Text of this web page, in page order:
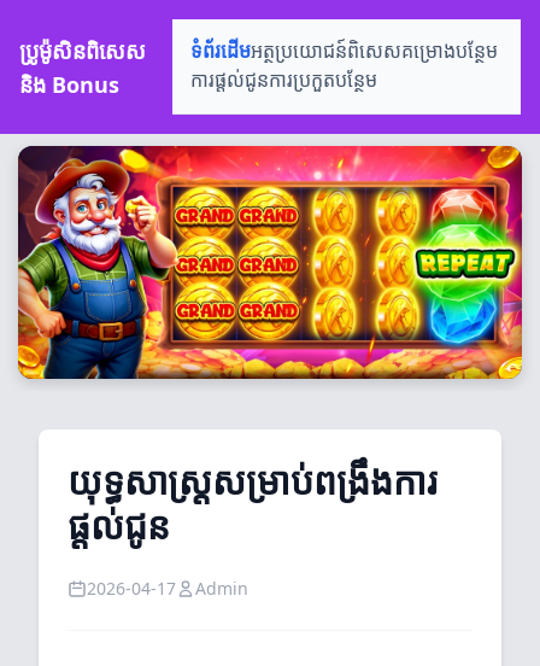
ប្រូម៉ូសិនពិសេស
និង Bonus
ទំព័រដើមអត្ថប្រយោជន៍ពិសេសគម្រោងបន្ថែម
ការផ្តល់ជូនការប្រកួតបន្ថែម
យុទ្ធសាស្ត្រសម្រាប់ពង្រឹងការ
ផ្តល់ជូន
2026-04-17 Admin